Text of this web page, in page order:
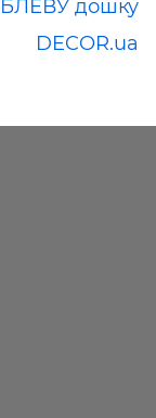
дошку
DECOR.ua